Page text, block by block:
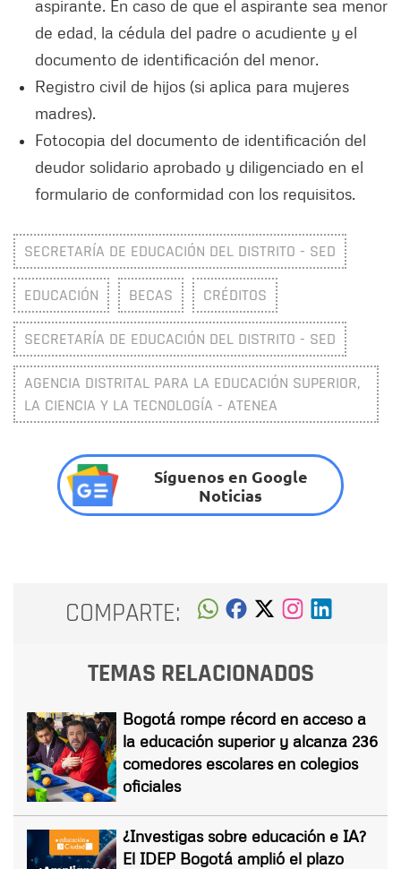
aspirante. En caso de que el aspirante sea menor
de edad, la cédula del padre o acudiente y el
documento de identificación del menor.
Registro civil de hijos (si aplica para mujeres
madres).
Fotocopia del documento de identificación del
deudor solidario aprobado y diligenciado en el
formulario de conformidad con los requisitos.
SECRETARÍA DE EDUCACIÓN DEL DISTRITO - SED
EDUCACIÓN BECAS CRÉDITOS
SECRETARÍA DE EDUCACIÓN DEL DISTRITO - SED
AGENCIA DISTRITAL PARA LA EDUCACIÓN SUPERIOR,
LA CIENCIA Y LA TECNOLOGÍA - ATENEA
Síguenos en Google
Noticias
COMPARTE:
TEMAS RELACIONADOS
Bogotá rompe récord en acceso a
la educación superior y alcanza 236
comedores escolares en colegios
oficiales
¿Investigas sobre educación e IA?
El IDEP Bogotá amplió el plazo